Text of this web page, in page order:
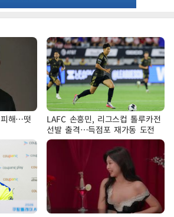
해…떳
LAFC 손흥민, 리그스컵 톨루카전
선발 출격…득점포 재가동 도전